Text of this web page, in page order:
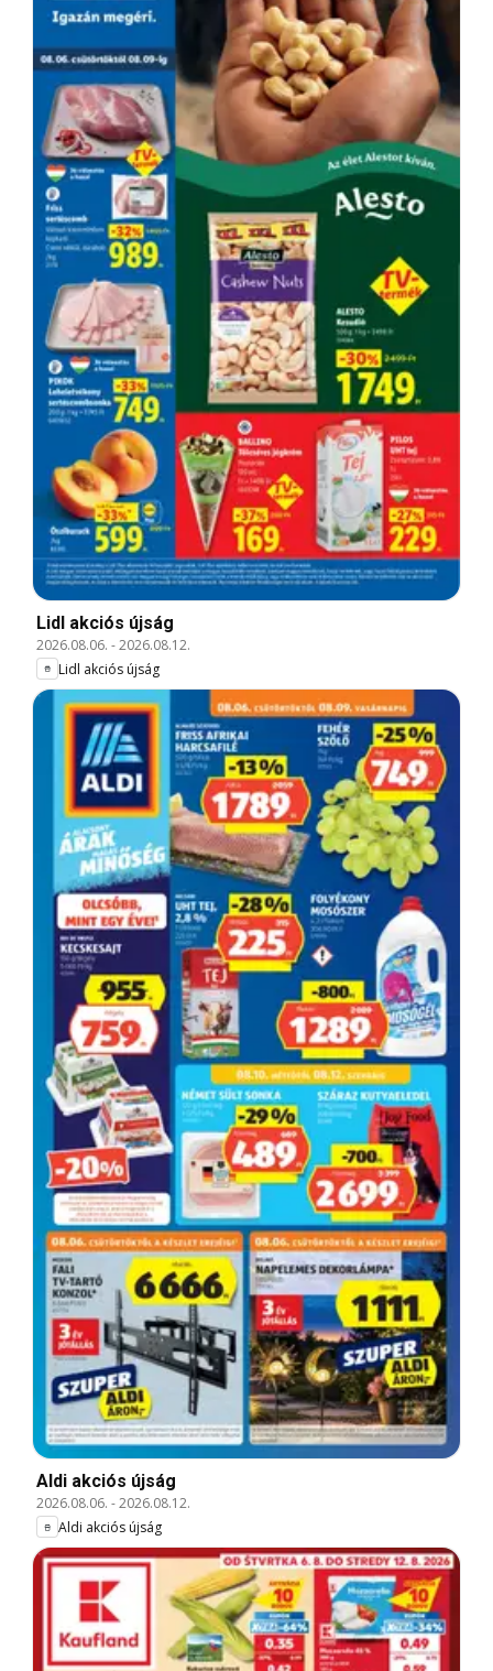
Lidl akciós újság
2026.08.06. -2026.08.12.
Lidl akciós újság
Aldi akciós újság
2026.08.06. -2026.08.12.
Aldi akciós újság